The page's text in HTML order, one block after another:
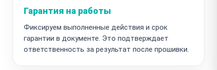
Гарантия на работы
Фиксируем выполненные действия и срок
гарантии в документе. Это подтверждает
ответственность за результат после прошивки.